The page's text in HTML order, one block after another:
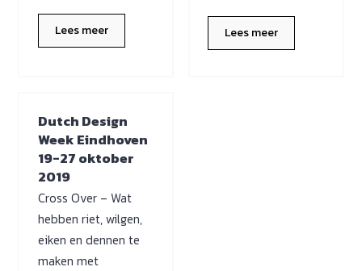
Lees meer Lees meer
Dutch Design
Week Eindhoven
19-27 oktober
2019
Cross Over – Wat
hebben riet, wilgen,
eiken en dennen te
maken met